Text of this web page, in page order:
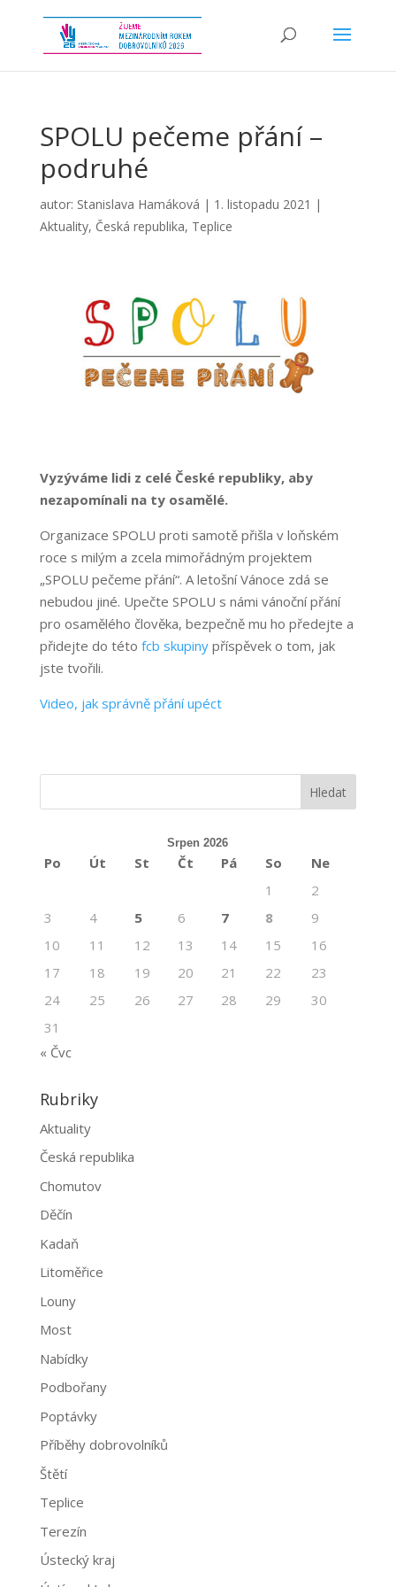
SPOLU pečeme přání –
podruhé
autor: Stanislava Hamáková | 1. listopadu 2021 |
Aktuality, Česká republika, Teplice
Vyzýváme lidi z celé České republiky, aby
nezapomínali na ty osamělé.
Organizace SPOLU proti samotě přišla v loňském
roce s milým a zcela mimořádným projektem
„SPOLU pečeme přání“. A letošní Vánoce zdá se
nebudou jiné. Upečte SPOLU s námi vánoční přání
pro osamělého člověka, bezpečně mu ho předejte a
přidejte do této fcb skupinypříspěvek o tom, jak
jste tvořili.
Video, jak správně přání upéct
Srpen 2026
Po Út St Čt Pá So
Ne
1
2
3
4 5 6 7 8
9
10
11 12 13 14 15
16
17
18 19 20 21 22
23
24
25 26 27 28 29
30
31
« Čvc
Rubriky
Aktuality
Česká republika
Chomutov
Děčín
Kadaň
Litoměřice
Louny
Most
Nabídky
Podbořany
Poptávky
Příběhy dobrovolníků
Štětí
Teplice
Terezín
Ústecký kraj